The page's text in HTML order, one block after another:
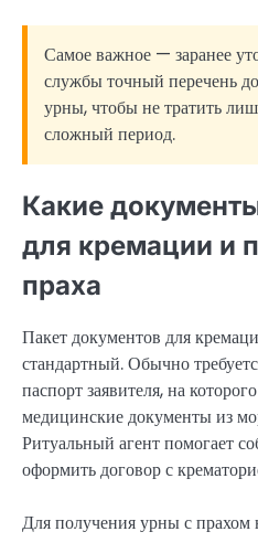
Самое важное — заранее
службы точный перечень
урны, чтобы не тратить
сложный период.
Какие
для кремации и
праха
Пакет документов для
стандартный. Обычно
паспорт заявителя, на
медицинские документы из
Ритуальный агент помогает
оформить договор с
Для получения урны с прахом